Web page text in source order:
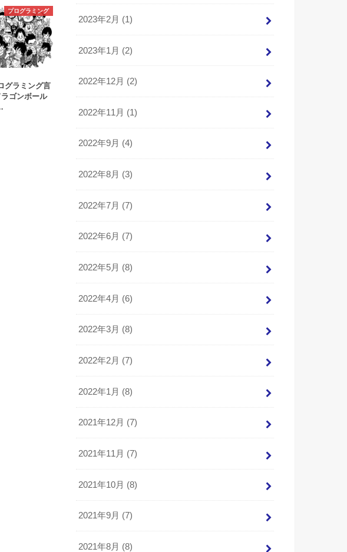
プログラミング
グラミング言
ゴンボール
2023年2月 (1)
2023年1月 (2)
2022年12月 (2)
2022年11月 (1)
2022年9月 (4)
2022年8月 (3)
2022年7月 (7)
2022年6月 (7)
2022年5月 (8)
2022年4月 (6)
2022年3月 (8)
2022年2月 (7)
2022年1月 (8)
2021年12月 (7)
2021年11月 (7)
2021年10月 (8)
2021年9月 (7)
2021年8月 (8)